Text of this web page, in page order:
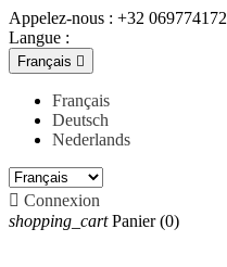
Appelez-nous : +32 069774172
Langue :
Français 
Français
Deutsch
Nederlands
 Connexion
shopping_cart Panier (0)